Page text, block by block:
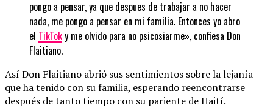
pongo a pensar, ya que despues de trabajar a no hacer
nada, me pongo a pensar en mi familia. Entonces yo abro
el TikToky me olvido para no psicosiarme», confiesa Don
Flaitiano.
Así Don Flaitiano abrió sus sentimientos sobre la lejanía
que ha tenido con su familia, esperando reencontrarse
después de tanto tiempo con su pariente de Haití.